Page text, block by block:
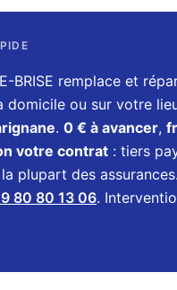
BRISE remplace et
domicile ou sur votre
. 0 € à avancer,
votre contrat : tiers
plupart des
80 80 13 06.